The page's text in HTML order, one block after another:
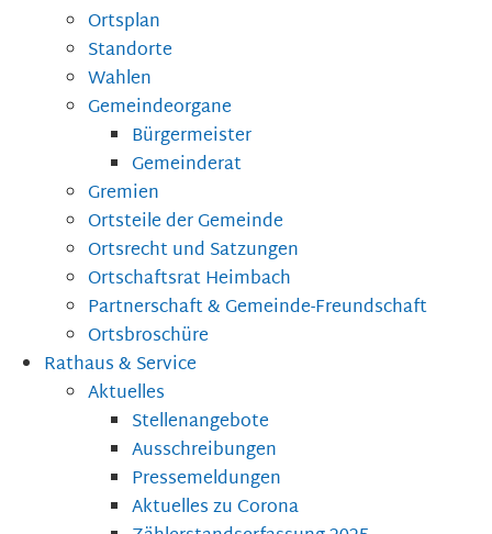
Ortsplan
Standorte
Wahlen
Gemeindeorgane
Bürgermeister
Gemeinderat
Gremien
Ortsteile der Gemeinde
Ortsrecht und Satzungen
Ortschaftsrat Heimbach
Partnerschaft & Gemeinde-Freundschaft
Ortsbroschüre
Rathaus & Service
Aktuelles
Stellenangebote
Ausschreibungen
Pressemeldungen
Aktuelles zu Corona